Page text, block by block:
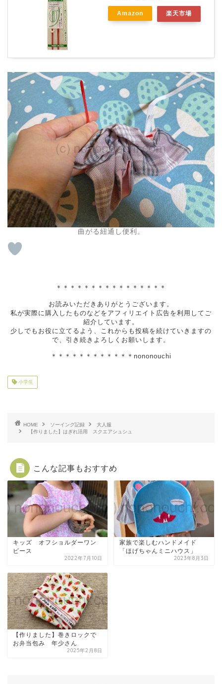
Amazon 楽天市場
曲がる紐通し便利。
＊＊＊＊＊＊＊＊＊＊＊＊＊＊＊＊
お読みいただきありがとうございます。
私が実際に購入したものなどをアフィリエイト広告を利用してご
紹介しています。
少しでもお役に立てるよう、これからも投稿を続けていきますの
で、引き続きよろしくお願いします。
＊＊＊＊＊＊＊＊＊＊＊＊nononouchi
小学生
HOME ソーイング記録
大人服
【作りました】はぎれ活用 スクエアシュシュ
こんな記事もおすすめ
キッズ オフショルダーワン
ピース
2022年7月10日
家族で楽しむハンドメイド
「ほげちゃんミニハウス」
2023年8月3日
【作りました】巻きロックで
お弁当包み 年少さん
2025年2月8日